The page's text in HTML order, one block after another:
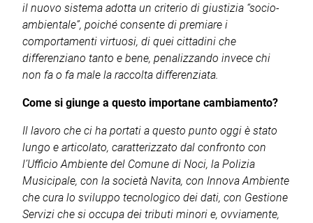
il nuovo sistema adotta un criterio di giustizia “socio-
ambientale”, poiché consente di premiare i
comportamenti virtuosi, di quei cittadini che
differenziano tanto e bene, penalizzando invece chi
non fa o fa male la raccolta differenziata.
Come si giunge a questo importane cambiamento?
Il lavoro che ci ha portati a questo punto oggi è stato
lungo e articolato, caratterizzato dal confronto con
l’Ufficio Ambiente del Comune di Noci, la Polizia
Musicipale, con la società Navita, con Innova Ambiente
che cura lo sviluppo tecnologico dei dati, con Gestione
Servizi che si occupa dei tributi minori e, ovviamente,